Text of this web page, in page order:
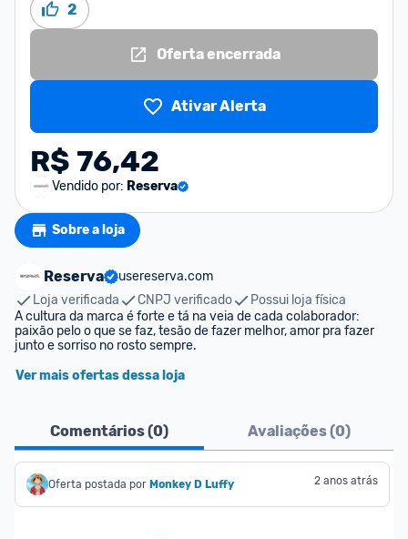
2
Oferta encerrada
Ativar Alerta
R$ 76,42
Vendido por: Reserva
Sobre a loja
Reserva
usereserva.com
Loja verificada
CNPJ verificado
Possui loja física
A cultura da marca é forte e tá na veia de cada colaborador:
paixão pelo o que se faz, tesão de fazer melhor, amor pra fazer
junto e sorriso no rosto sempre.
Ver mais ofertas dessa loja
Comentários (0) Avaliações (0)
Oferta postada por Monkey D Luffy 2 anos atrás